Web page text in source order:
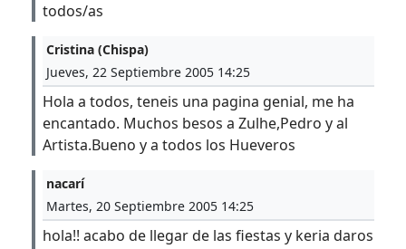
todos/as
Cristina (Chispa)
Jueves, 22 Septiembre 2005 14:25
Hola a todos, teneis una pagina genial, me ha
encantado. Muchos besos a Zulhe,Pedro y al
Artista.Bueno y a todos los Hueveros
nacarí
Martes, 20 Septiembre 2005 14:25
hola!! acabo de llegar de las fiestas y keria daros